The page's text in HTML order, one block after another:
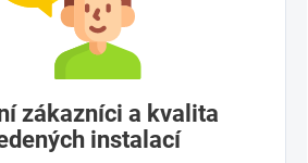
zákazníci a kvalita
instalací